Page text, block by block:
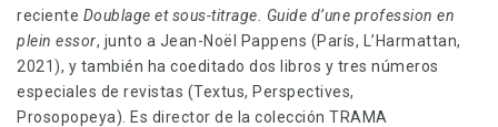
reciente Doublage et sous-titrage. Guide d’une profession en
plein essor, junto a Jean-Noël Pappens (París, L’Harmattan,
2021), y también ha coeditado dos libros y tres números
especiales de revistas (Textus, Perspectives,
Prosopopeya). Es director de la colección TRAMA